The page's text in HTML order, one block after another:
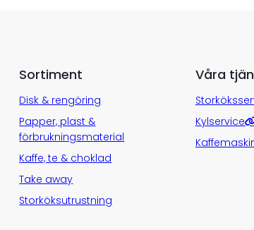
Sortiment
Disk & rengöring
Papper, plast &
förbrukningsmaterial
Kaffe, te & choklad
Take away
Storköksutrustning
Våra
Kylservice